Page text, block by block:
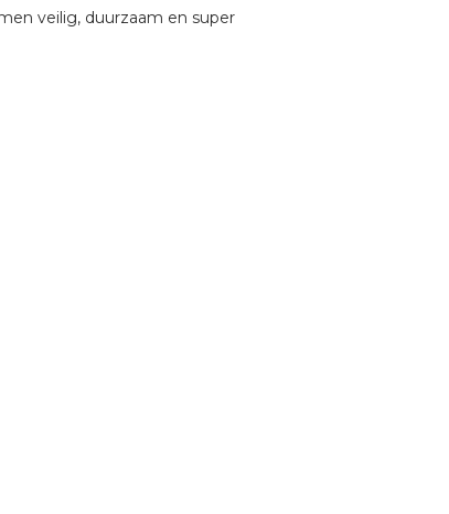
veilig, duurzaam en super